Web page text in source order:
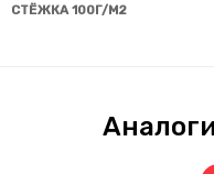
СТЁЖКА 100Г/М2